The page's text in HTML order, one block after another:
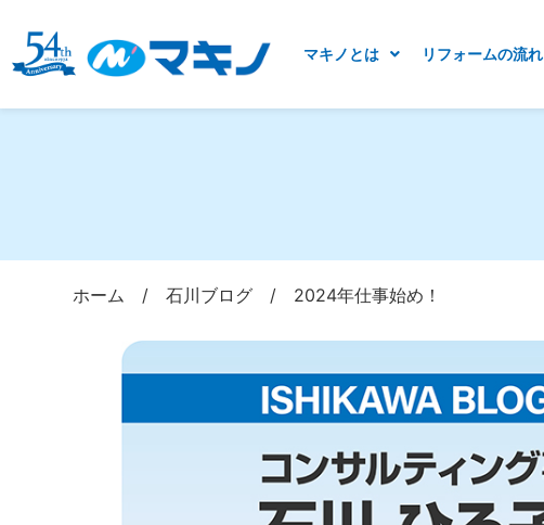
マキノとは リフォームの流れ
ホーム /石川ブログ / 2024年仕事始め！